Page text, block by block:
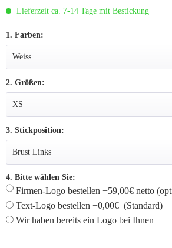
Lieferzeit ca. 7-14 Tage mit Bestickung
1. Farben:
2. Größen:
3. Stickposition:
4. Bitte wählen Sie:
Firmen-Logo bestellen +59,00€ netto
Text-Logo bestellen +0,00€ (Standard)
Wir haben bereits ein Logo bei Ihnen